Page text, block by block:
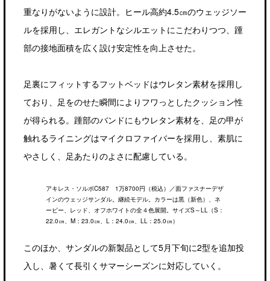
重なりがないように設計。ヒール高約4.5㎝のウェッジソー
ルを採用し、エレガントなシルエットにこだわりつつ、踵
部の接地面積を広く設け安定性を向上させた。
足裏にフィットするフットベッドはウレタン素材を採用し
ており、足をのせた瞬間によりフワっとしたクッション性
が得られる。踵部のバンドにもウレタン素材を、足の甲が
触れるライニングはマイクロファイバーを採用し、素肌に
やさしく、足あたりのよさに配慮している。
アキレス・ソルボC587 1万8700円（税込）／面ファスナーデザ
インのウェッジサンダル。継続モデル。カラーは黒（新色）、ネ
ービー、レッド、オフホワイトの全４色展開。サイズS～LL（S：
22.0㎝、M：23.0㎝、L：24.0㎝、LL：25.0㎝）
このほか、サンダルの新製品として5月下旬に2型を追加投
入し、暑くて長引くサマーシーズンに対応していく。